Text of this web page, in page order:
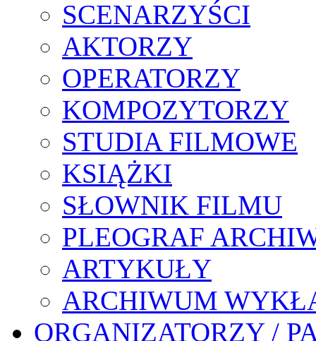
SCENARZYŚCI
AKTORZY
OPERATORZY
KOMPOZYTORZY
STUDIA FILMOWE
KSIĄŻKI
SŁOWNIK FILMU
PLEOGRAF
ARTYKUŁY
ARCHIWUM
ORGANIZATORZY /